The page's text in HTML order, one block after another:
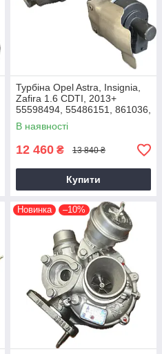
Турбіна Opel Astra, Insignia,
Zafira 1.6 CDTI, 2013+
55598494, 55486151, 861036,
54389700021, 54389700003
В наявності
12 460 ₴ 13 840 ₴
Купити
Новинка –10%